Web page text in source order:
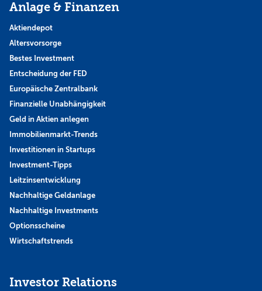
Anlage & Finanzen
Aktiendepot
Altersvorsorge
Bestes Investment
Entscheidung der FED
Europäische Zentralbank
Finanzielle Unabhängigkeit
Geld in Aktien anlegen
Immobilienmarkt-Trends
Investitionen in Startups
Investment-Tipps
Leitzinsentwicklung
Nachhaltige Geldanlage
Nachhaltige Investments
Optionsscheine
Wirtschaftstrends
Investor Relations